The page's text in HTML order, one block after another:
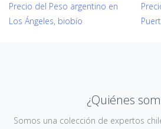
Precio del Peso argentino en
Los Ángeles, biobío
¿Quiénes
Somos una colección de expertos